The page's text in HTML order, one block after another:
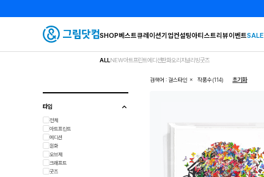
SHOP베스트큐레이션기업컨설팅아티스트리뷰이벤트SALE
ALL NEW아트프린트에디션판화오리지널리빙굿즈
타입
전체
아트프린트
에디션
원화
오브제
크래프트
굿즈
검색어 : 걸스타인 × 작품수(114) 초기화